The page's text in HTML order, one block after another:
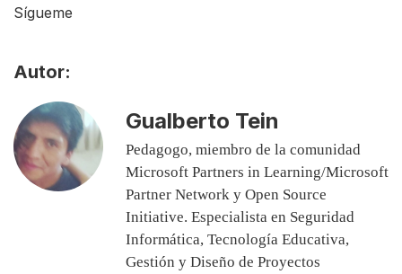
Sígueme
Autor:
Gualberto Tein
Pedagogo, miembro de la comunidad
Microsoft Partners in Learning/Microsoft
Partner Network y Open Source
Initiative. Especialista en Seguridad
Informática, Tecnología Educativa,
Gestión y Diseño de Proyectos